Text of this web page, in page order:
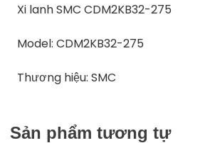
Xi lanh SMC CDM2KB32-275
Model: CDM2KB32-275
Thương hiệu: SMC
Sản phẩm tương tự